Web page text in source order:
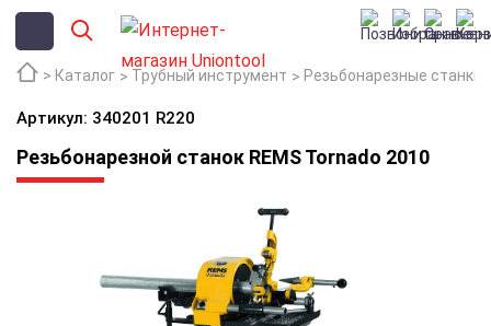
Каталог Трубный инструмент Резьбонарезные станки
Артикул: 340201 R220
Резьбонарезной станок REMS Tornado 2010